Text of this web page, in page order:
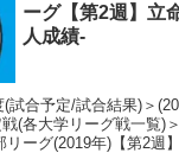
ーグ【第2週】立
人成績-
(試合予定/試合結果)＞
(各大学リーグ戦一覧)
ーグ(2019年)【第2週